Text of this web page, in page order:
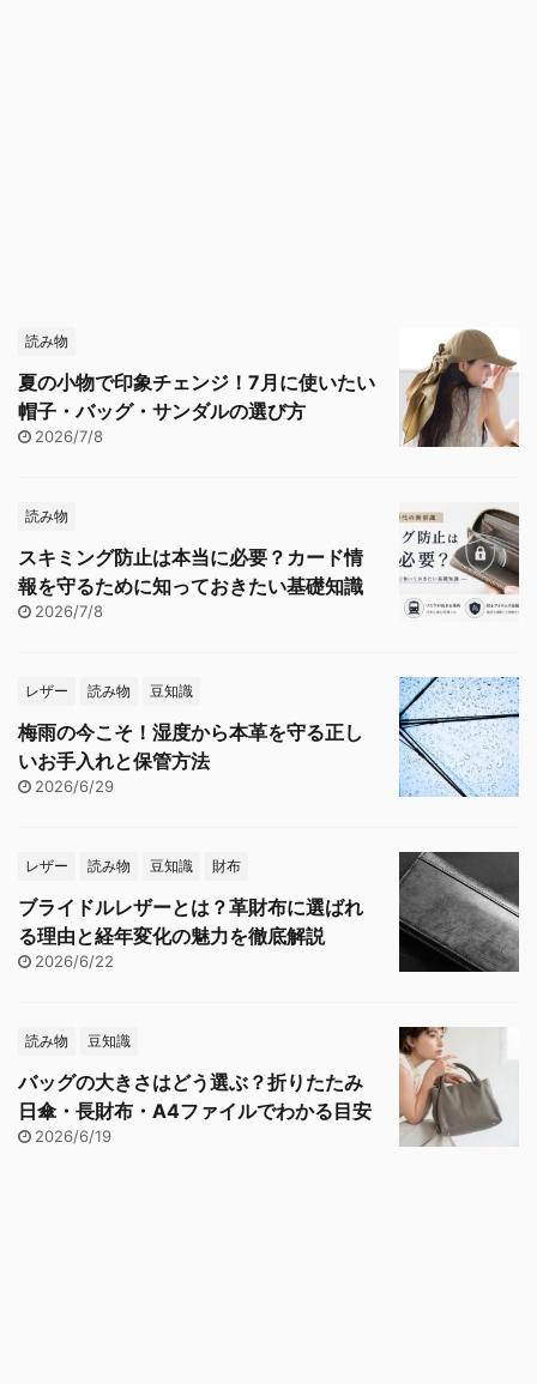
読み物
夏の小物で印象チェンジ！7月に使いたい
帽子・バッグ・サンダルの選び方
2026/7/8
読み物
スキミング防止は本当に必要？カード情
報を守るために知っておきたい基礎知識
2026/7/8
レザー 読み物 豆知識
梅雨の今こそ！湿度から本革を守る正し
いお手入れと保管方法
2026/6/29
レザー 読み物 豆知識 財布
ブライドルレザーとは？革財布に選ばれ
る理由と経年変化の魅力を徹底解説
2026/6/22
読み物 豆知識
バッグの大きさはどう選ぶ？折りたたみ
日傘・長財布・A4ファイルでわかる目安
2026/6/19